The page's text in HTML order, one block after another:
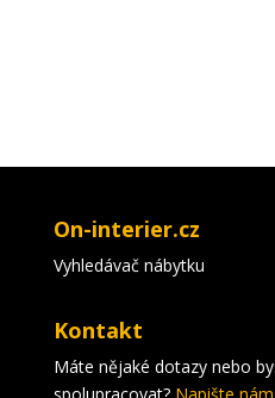
On-interier.cz
Vyhledávač nábytku
Kontakt
Máte nějaké dotazy nebo